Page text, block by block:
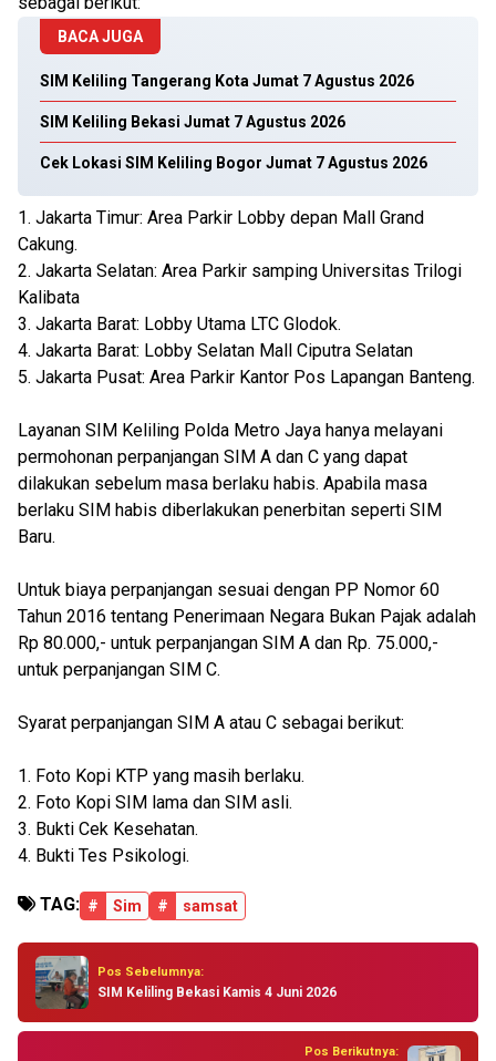
BACA JUGA
SIM Keliling Tangerang Kota Jumat 7 Agustus 2026
SIM Keliling Bekasi Jumat 7 Agustus 2026
Cek Lokasi SIM Keliling Bogor Jumat 7 Agustus 2026
1. Jakarta Timur: Area Parkir Lobby depan Mall Grand
Cakung.
2. Jakarta Selatan: Area Parkir samping Universitas Trilogi
Kalibata
3. Jakarta Barat: Lobby Utama LTC Glodok.
4. Jakarta Barat: Lobby Selatan Mall Ciputra Selatan
5. Jakarta Pusat: Area Parkir Kantor Pos Lapangan Banteng.
Layanan SIM Keliling Polda Metro Jaya hanya melayani
permohonan perpanjangan SIM A dan C yang dapat
dilakukan sebelum masa berlaku habis. Apabila masa
berlaku SIM habis diberlakukan penerbitan seperti SIM
Baru.
Untuk biaya perpanjangan sesuai dengan PP Nomor 60
Tahun 2016 tentang Penerimaan Negara Bukan Pajak adalah
Rp 80.000,- untuk perpanjangan SIM A dan Rp. 75.000,-
untuk perpanjangan SIM C.
Syarat perpanjangan SIM A atau C sebagai berikut:
1. Foto Kopi KTP yang masih berlaku.
2. Foto Kopi SIM lama dan SIM asli.
3. Bukti Cek Kesehatan.
4. Bukti Tes Psikologi.
TAG: # Sim # samsat
Pos Sebelumnya:
SIM Keliling Bekasi Kamis 4 Juni 2026
Pos Berikutnya: